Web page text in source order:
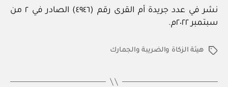
نشر في عدد جريدة أم القرى رقم (٤٩٤٦) الصادر في ٢ من
سبتمبر ٢٠٢٢م.
الوسومهيئة الزكاة والضريبة والجمارك